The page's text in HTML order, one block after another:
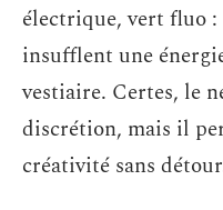
électrique, vert fluo :
insufflent une
vestiaire. Certes, le
discrétion, mais il
créativité sans